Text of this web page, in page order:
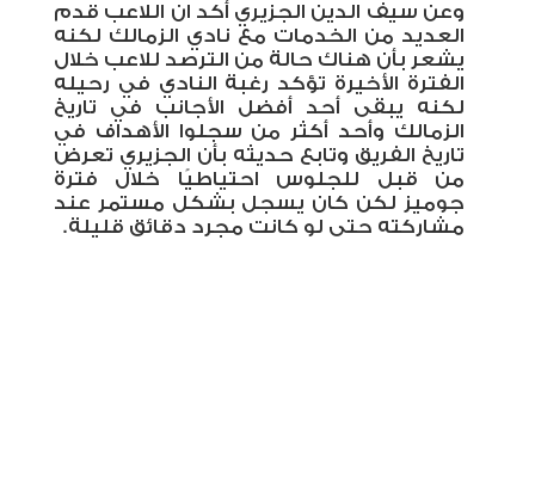
وعن سيف الدين الجزيري أكد ان اللاعب قدم
العديد من الخدمات مع نادي الزمالك لكنه
يشعر بأن هناك حالة من الترصد للاعب خلال
الفترة الأخيرة تؤكد رغبة النادي في رحيله
لكنه يبقى أحد أفضل الأجانب في تاريخ
الزمالك وأحد أكثر من سجلوا الأهداف في
تاريخ الفريق وتابع حديثه بأن الجزيري تعرض
من قبل للجلوس احتياطيًا خلال فترة
جوميز لكن كان يسجل بشكل مستمر عند
مشاركته حتى لو كانت مجرد دقائق قليلة.